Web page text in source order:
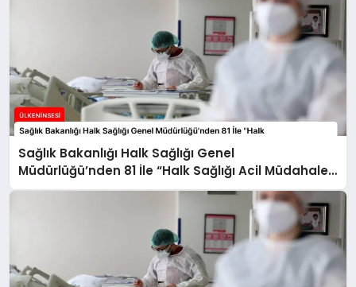
Sağlık Bakanlığı Halk Sağlığı Genel
Müdürlüğü’nden 81 İle “Halk Sağlığı Acil Müdahale
Ekipleri” Gönderildi